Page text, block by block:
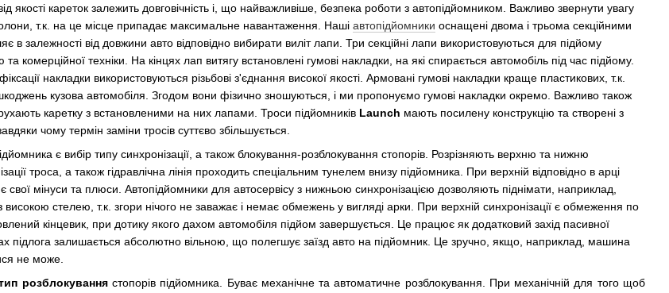
якості кареток залежить довговічність і, що найважливіше, безпека роботи з автопідйомником. Важливо звернути увагу
т.к. на це місце припадає максимальне навантаження. Наші автопідйомники оснащені двома і трьома секційними
в залежності від довжини авто відповідно вибирати виліт лапи. Три секційні лапи використовуються для підйому
комерційної техніки. На кінцях лап витягу встановлені гумові накладки, на які спирається автомобіль під час підйому.
накладки використовуються різьбові з'єднання високої якості. Армовані гумові накладки краще пластикових, т.к.
кузова автомобіля. Згодом вони фізично зношуються, і ми пропонуємо гумові накладки окремо. Важливо також
рухають каретку з встановленими на них лапами. Троси підйомників Launch мають посилену конструкцію та створені з
чому термін заміни тросів суттєво збільшується.
є вибір типу синхронізації, а також блокування-розблокування стопорів. Розрізняють верхню та нижню
троса, а також гідравлічна лінія проходить спеціальним тунелем внизу підйомника. При верхній відповідно в арці
є свої мінуси та плюси. Автопідйомники для автосервісу з нижньою синхронізацією дозволяють піднімати, наприклад,
високою стелею, т.к. згори нічого не заважає і немає обмежень у вигляді арки. При верхній синхронізації є обмеження по
кінцевик, при дотику якого дахом автомобіля підйом завершується. Це працює як додатковий захід пасивної
підлога залишається абсолютно вільною, що полегшує заїзд авто на підйомник. Це зручно, якщо, наприклад, машина
не може.
розблокуваннястопорів підйомника. Буває механічне та автоматичне розблокування. При механічній для того щоб